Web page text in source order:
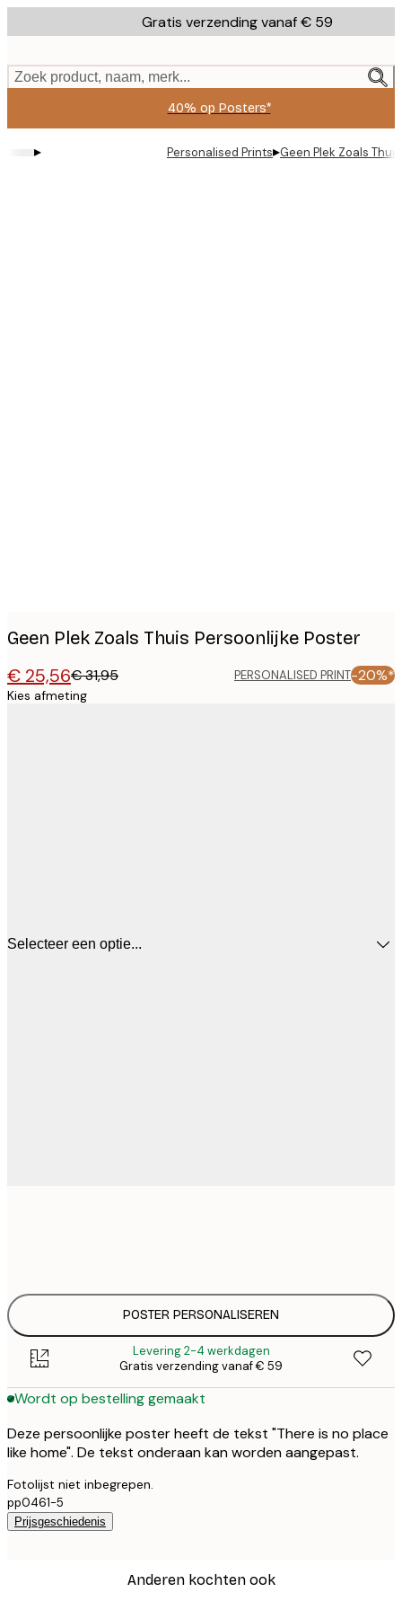
to
content.
Gratis verzending vanaf € 59
Zoek product, naam, merk...
40% op Posters*
▸ Personalised Prints▸Geen Plek Zoals
Geen Plek Zoals Thuis Persoonlijke Poster
€ 25,56€ 31,95 PERSONALISED PRINT-20%*
Kies afmeting
Selecteer een optie...
POSTER PERSONALISEREN
Levering 2-4 werkdagen
Gratis verzending vanaf € 59
Wordt op bestelling gemaakt
Deze persoonlijke poster heeft de tekst "There is no place
like home". De tekst onderaan kan worden aangepast.
Fotolijst niet inbegrepen.
pp0461-5
Prijsgeschiedenis
Anderen kochten ook